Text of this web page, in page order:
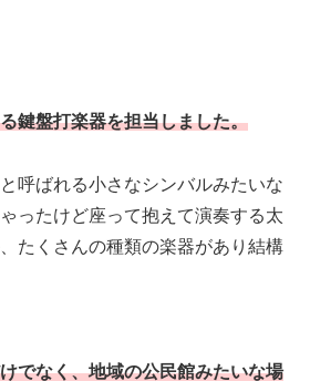
鍵盤打楽器を担当しました。
呼ばれる小さなシンバルみたいな
ったけど座って抱えて演奏する太
たくさんの種類の楽器があり結構
でなく、地域の公民館みたいな場